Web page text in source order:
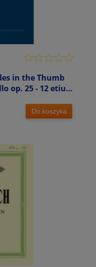
in the Thumb
op. 25 - 12 etiud
Do koszyka